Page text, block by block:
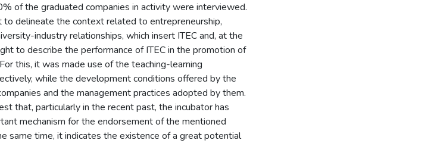
of the graduated companies in activity were interviewed.
to delineate the context related to entrepreneurship,
industry relationships, which insert ITEC and, at the
to describe the performance of ITEC in the promotion of
this, it was made use of the teaching-learning
while the development conditions offered by the
and the management practices adopted by them.
that, particularly in the recent past, the incubator has
mechanism for the endorsement of the mentioned
same time, it indicates the existence of a great potential